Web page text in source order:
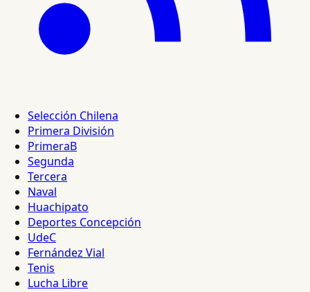
Selección Chilena
Primera División
PrimeraB
Segunda
Tercera
Naval
Huachipato
Deportes Concepción
UdeC
Fernández Vial
Tenis
Lucha Libre